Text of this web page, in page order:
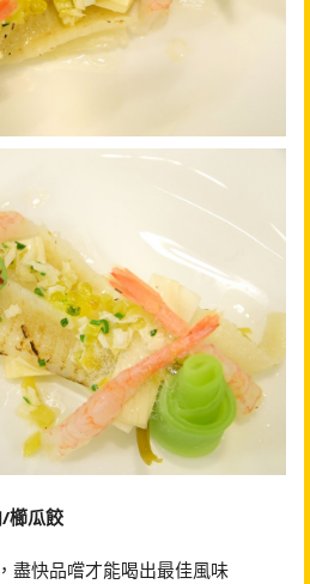
櫛瓜餃
盡快品嚐才能喝出最佳風味